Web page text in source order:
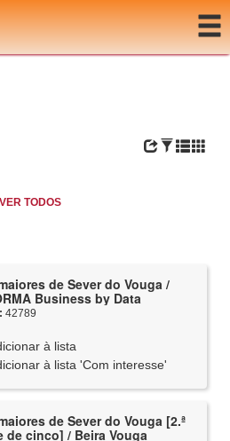
TODOS
de Sever do Vouga /
Business by Data
42789
à lista
à lista 'Com interesse'
de Sever do Vouga [2.ª
de cinco] / Beira Vouga